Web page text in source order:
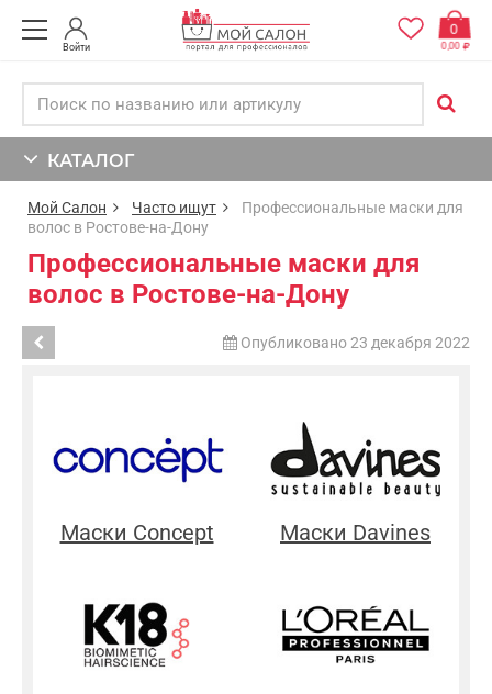
Войти
0
0,00
КАТАЛОГ
Мой Салон Часто ищут
Профессиональные маски для
волос в Ростове-на-Дону
Профессиональные маски для
волос в Ростове-на-Дону
Опубликовано 23 декабря 2022
Маски Concept Маски Davines